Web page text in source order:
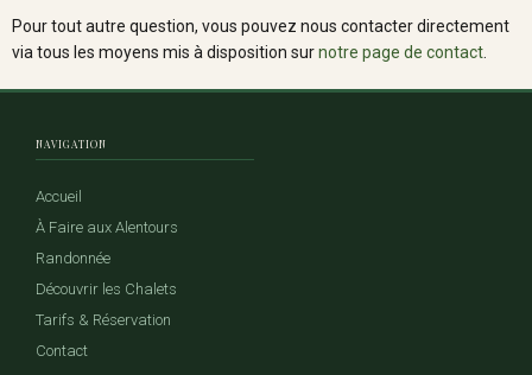
Pour tout autre question, vous pouvez nous contacter directement
via tous les moyens mis à disposition surnotre page de contact.
NAVIGATION
Accueil
À Faire aux Alentours
Randonnée
Découvrir les Chalets
Tarifs & Réservation
Contact